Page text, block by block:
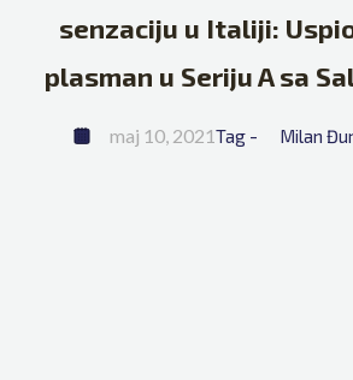
senzaciju u Italiji:
plasman u Seriju A sa
maj 10, 2021Tag - Milan